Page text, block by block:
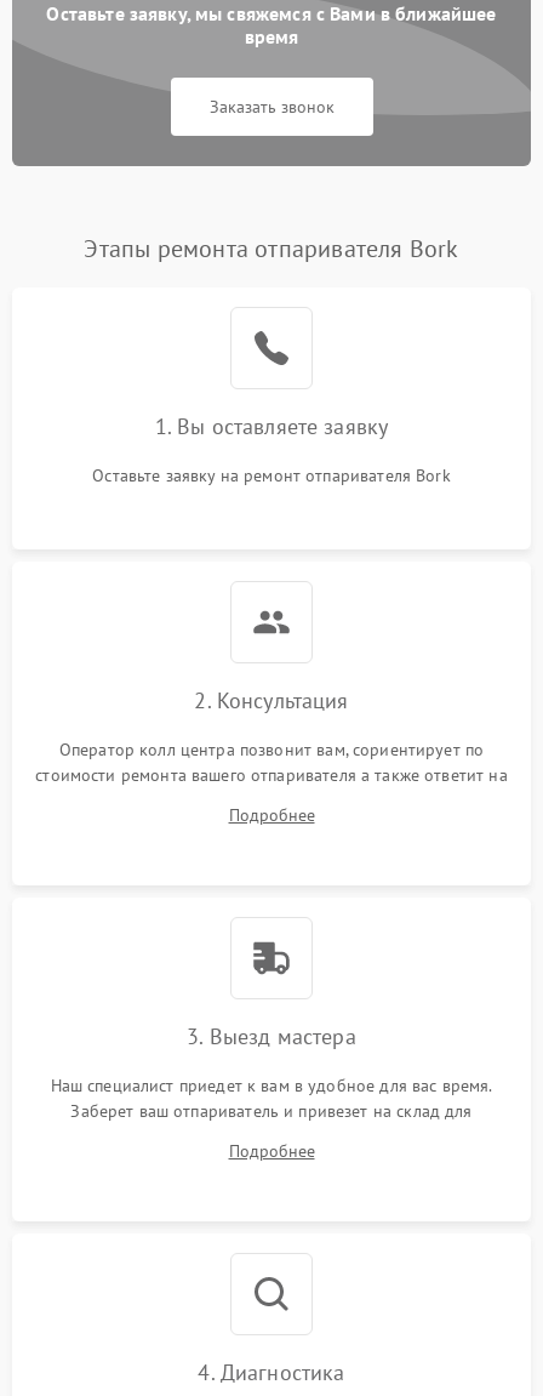
Оставьте заявку, мы свяжемся с Вами в ближайшее
время
Заказать звонок
Этапы ремонта отпаривателя Bork
1. Вы оставляете заявку
Оставьте заявку на ремонт отпаривателя Bork
2. Консультация
Оператор колл центра позвонит вам, сориентирует по
стоимости ремонта вашего отпаривателя а также ответит на
Подробнее
3. Выезд мастера
Наш специалист приедет к вам в удобное для вас время.
Заберет ваш отпариватель и привезет на склад для
Подробнее
4. Диагностика